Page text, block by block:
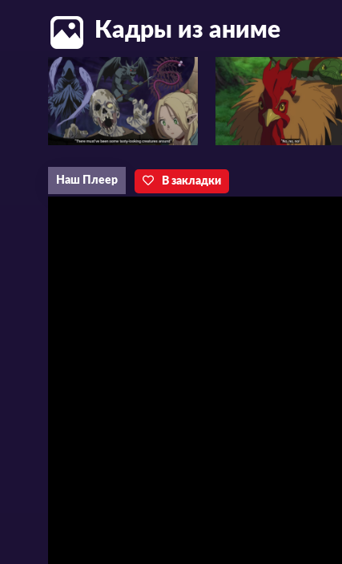
путешествие становится всё опасней,
герой?
Кадры из аниме
Наш Плеер В закладки